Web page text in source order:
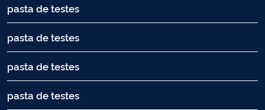
pasta de testes
pasta de testes
pasta de testes
pasta de testes